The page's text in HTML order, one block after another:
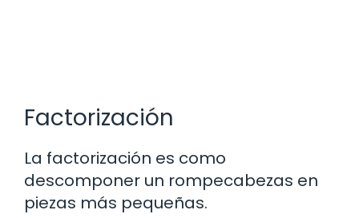
Factorización
La factorización es como
descomponer un rompecabezas en
piezas más pequeñas.